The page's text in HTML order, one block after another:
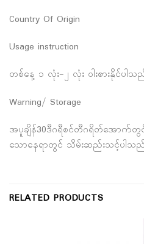
Country Of Origin
Usage instruction
တစ်နေ့ ၁ လုံး-၂ လုံး ၀ါးစားနိုင်ပါသ
Warning/ Storage
အပူချိန်30ဒီဂရီစင်တီဂရိတ်အောက်တွင်
သောနေရာတွင် သိမ်းဆည်းသင့်ပါသ
RELATED PRODUCTS